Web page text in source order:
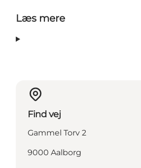
Læs mere
Find vej
Gammel Torv 2
9000 Aalborg